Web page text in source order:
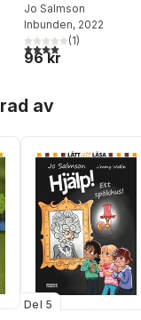
Jo Salmson
Inbunden, 2022
4,0utav 5 stjärnor.
(1)
96 kr
av
Del 5